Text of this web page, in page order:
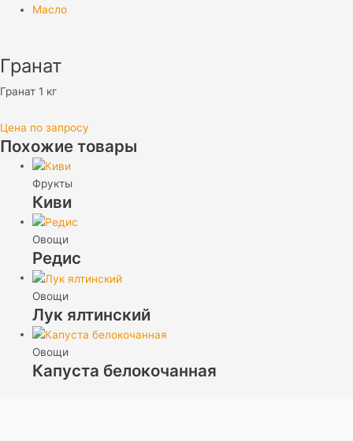
Масло
Гранат
Гранат 1 кг
Цена по запросу
Похожие товары
Фрукты
Киви
Овощи
Редис
Овощи
Лук ялтинский
Овощи
Капуста белокочанная